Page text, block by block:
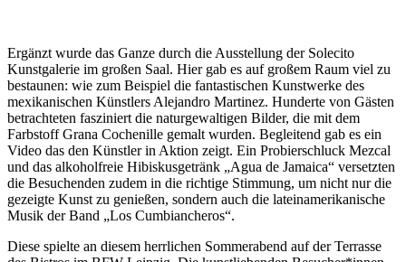
Ergänzt wurde das Ganze durch die Ausstellung der Solecito
Kunstgalerie im großen Saal. Hier gab es auf großem Raum viel zu
bestaunen: wie zum Beispiel die fantastischen Kunstwerke des
mexikanischen Künstlers Alejandro Martinez. Hunderte von Gästen
betrachteten fasziniert die naturgewaltigen Bilder, die mit dem
Farbstoff Grana Cochenille gemalt wurden. Begleitend gab es ein
Video das den Künstler in Aktion zeigt. Ein Probierschluck Mezcal
und das alkoholfreie Hibiskusgetränk „Agua de Jamaica“ versetzten
die Besuchenden zudem in die richtige Stimmung, um nicht nur die
gezeigte Kunst zu genießen, sondern auch die lateinamerikanische
Musik der Band „Los Cumbiancheros“.
Diese spielte an diesem herrlichen Sommerabend auf der Terrasse